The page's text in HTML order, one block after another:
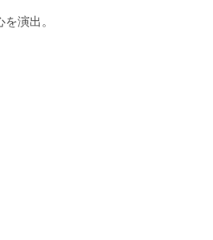
演出。